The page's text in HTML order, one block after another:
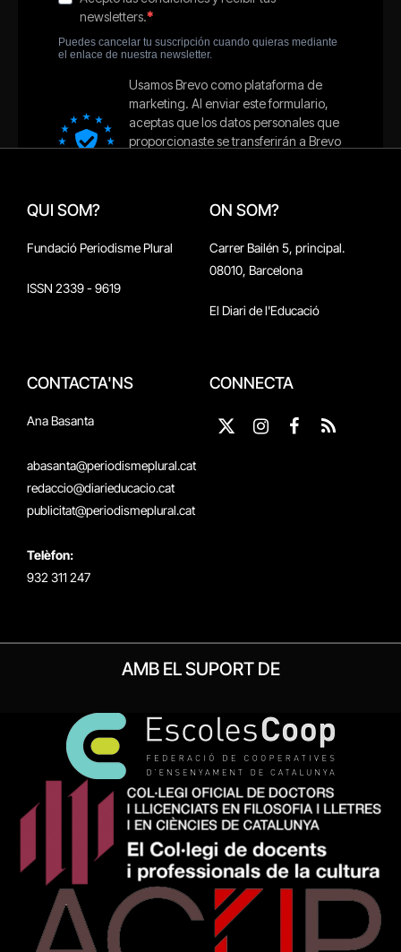
QUI SOM?
Fundació Periodisme Plural
ISSN 2339 - 9619
ON SOM?
Carrer Bailén 5, principal.
08010, Barcelona
El Diari de l'Educació
CONTACTA'NS
Ana Basanta
abasanta@periodismeplural.cat
redaccio@diarieducacio.cat
publicitat@periodismeplural.cat
Telèfon:
932 311 247
CONNECTA
X
Instagram
Facebook
RSS
AMB EL SUPORT DE